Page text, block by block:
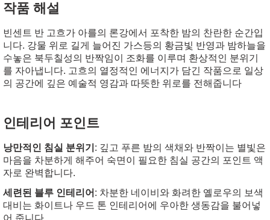
작품 해설
빈센트 반 고흐가 아를의 론강에서 포착한 밤의 찬란한 순간입
니다. 강물 위로 길게 늘어진 가스등의 황금빛 반영과 밤하늘을
수놓은 북두칠성의 반짝임이 조화를 이루며 환상적인 분위기
를 자아냅니다. 고흐의 열정적인 에너지가 담긴 작품으로 일상
의 공간에 깊은 예술적 영감과 따뜻한 위로를 전해줍니다
인테리어 포인트
낭만적인 침실 분위기 : 깊고 푸른 밤의 색채와 반짝이는 별빛은
마음을 차분하게 해주어 숙면이 필요한 침실 공간의 포인트 액
자로 완벽합니다.
세련된 블루 인테리어 : 차분한 네이비와 화려한 옐로우의 보색
대비는 화이트나 우드 톤 인테리어에 우아한 생동감을 불어넣